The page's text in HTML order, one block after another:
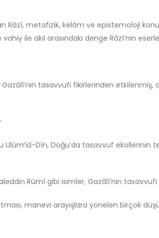
metafizik, kelâm ve epistemoloji
ile akıl arasındaki denge Râzî’nin
tasavvufi fikirlerinden etkilenmiş,
Ulûm’id-Dîn, Doğu’da tasavvuf ekollerinin
Rûmî gibi isimler, Gazâlî’nin
manevi arayışlara yönelen birçok
Kutsala Saygı, Hürriyetin
Düşmanı Değildir
Temmuz 2, 2026
Hafızasına Düşen Not